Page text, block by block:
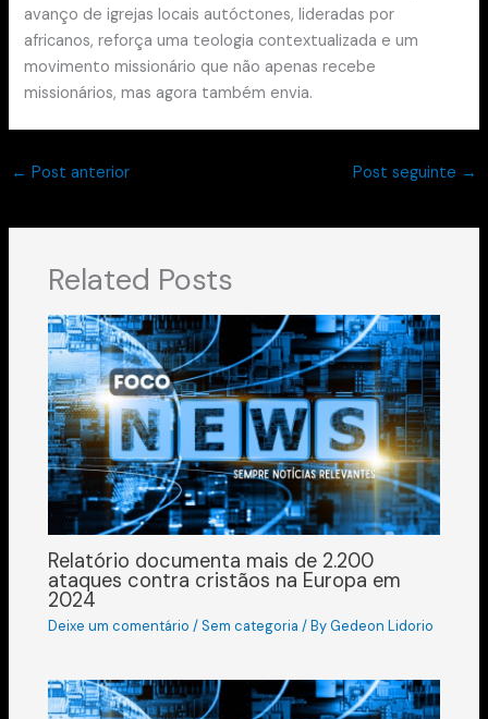
avanço de igrejas locais autóctones, lideradas por
africanos, reforça uma teologia contextualizada e um
movimento missionário que não apenas recebe
missionários, mas agora também envia.
← Post anterior Post seguinte →
Related Posts
Relatório documenta mais de 2.200
ataques contra cristãos na Europa em
2024
Deixe um comentário /Sem categoria / ByGedeon Lidorio